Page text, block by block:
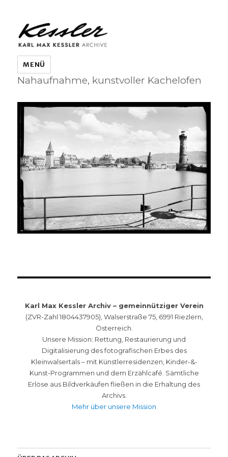
KARL MAX KESSLER ARCHIVE
MENÜ
Nahaufnahme, kunstvoller Kachelofen
Karl Max Kessler Archiv – gemeinnütziger Verein
(ZVR-Zahl 1804437905), Walserstraße 75, 6991 Riezlern,
Österreich.
Unsere Mission: Rettung, Restaurierung und
Digitalisierung des fotografischen Erbes des
Kleinwalsertals – mit Künstlerresidenzen, Kinder-&-
Kunst-Programmen und dem Erzählcafé. Sämtliche
Erlöse aus Bildverkäufen fließen in die Erhaltung des
Archivs.
Mehr über unsere Mission